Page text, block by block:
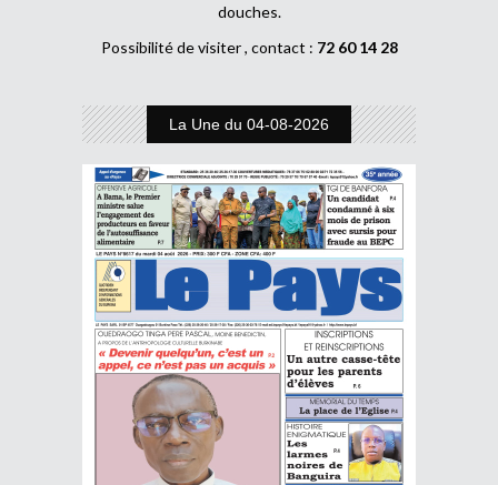
douches.
Possibilité de visiter , contact : 72 60 14 28
La Une du 04-08-2026